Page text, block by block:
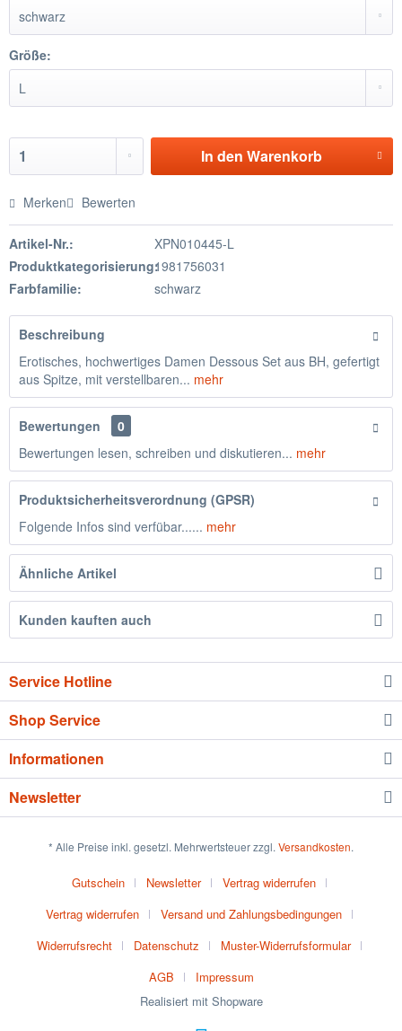
Größe:
In den Warenkorb
Merken Bewerten
Artikel-Nr.:
XPN010445-L
Produktkategorisierung:1981756031
Farbfamilie:
schwarz
Beschreibung
Erotisches, hochwertiges Damen Dessous Set aus BH, gefertigt
aus Spitze, mit verstellbaren... mehr
Bewertungen
0
Bewertungen lesen, schreiben und diskutieren... mehr
Produktsicherheitsverordnung (GPSR)
Folgende Infos sind verfübar...... mehr
Ähnliche Artikel
Kunden kauften auch
Service Hotline
Shop Service
Informationen
Newsletter
* Alle Preise inkl. gesetzl. Mehrwertsteuer zzgl. Versandkosten.
Gutschein Newsletter
Vertrag widerrufen
Vertrag widerrufen
Versand und Zahlungsbedingungen
Widerrufsrecht
Datenschutz
Muster-Widerrufsformular
AGB
Impressum
Realisiert mit Shopware